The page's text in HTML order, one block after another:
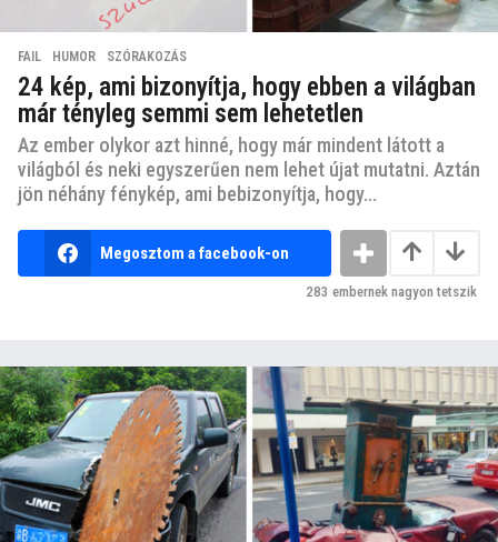
FAIL ,HUMOR ,SZÓRAKOZÁS
24 kép, ami bizonyítja, hogy ebben a világban
már tényleg semmi sem lehetetlen
Az ember olykor azt hinné, hogy már mindent látott a
világból és neki egyszerűen nem lehet újat mutatni. Aztán
jön néhány fénykép, ami bebizonyítja, hogy...
Megosztom a facebook-on
283 embernek nagyon tetszik